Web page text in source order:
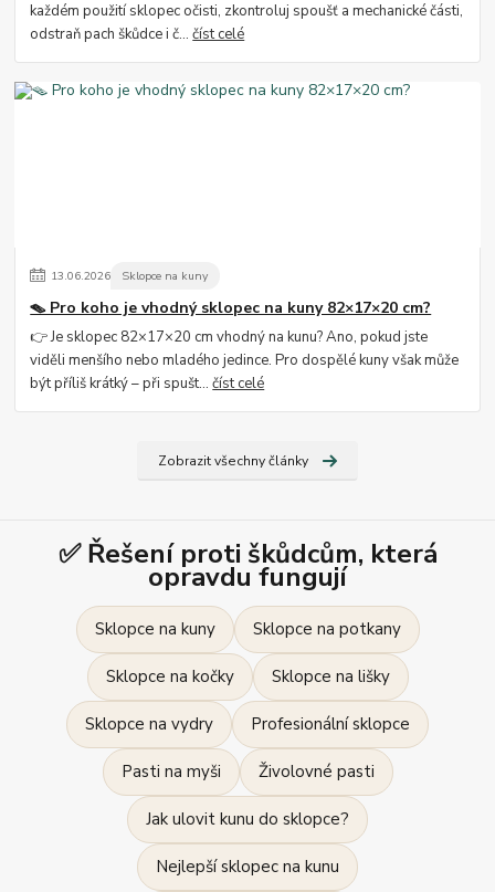
každém použití sklopec očisti, zkontroluj spoušť a mechanické části,
odstraň pach škůdce i č...číst celé
13.06.2026 Sklopce na kuny
🪤 Pro koho je vhodný sklopec na kuny 82×17×20 cm?
👉 Je sklopec 82×17×20 cm vhodný na kunu? Ano, pokud jste
viděli menšího nebo mladého jedince. Pro dospělé kuny však může
být příliš krátký – při spušt...číst celé
Zobrazit všechny články
✅ Řešení proti škůdcům, která
opravdu fungují
Sklopce na kuny Sklopce na potkany
Sklopce na kočky Sklopce na lišky
Sklopce na vydry Profesionální sklopce
Pasti na myši Živolovné pasti
Jak ulovit kunu do sklopce?
Nejlepší sklopec na kunu